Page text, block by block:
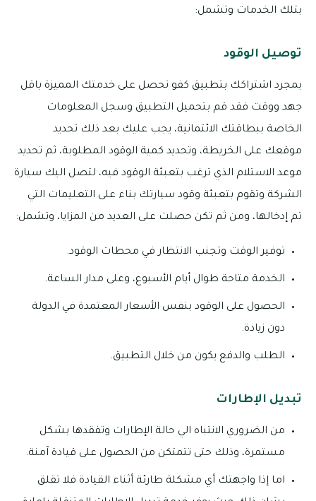
بتلك الخدمات وتشمل:
توصيل الوقود
بمجرد اشتراكك بتطبيق كفو تحصل على خدمتك المميزة باقل
جهد ووقت فقد قم بتحميل التطبيق وسجل المعلومات
الخاصة ببطاقتك الائتمانية، يجب عليك بعد ذلك تحديد
موقعك على الخريطة، وتحديد كمية الوقود المطلوبة، ثم تحديد
موعد الاستلام الذي ترغب بتعبئة الوقود فيه، لتصل اليك سيارة
الشركة وتقوم بتعبئة وقود سيارتك بناء على التعليمات التي
تم إدخالها، ومن ثم تكن حصلت على العديد من المزايا، وتشمل:
توفير الوقت وتجنب الانتظار في محطات الوقود.
الخدمة متاحة طوال أيام الأسبوع، وعلى مدار الساعة.
الحصول على الوقود بنفس الأسعار المعتمدة في الدولة
دون زيادة.
الطلب والدفع يكون من خلال التطبيق.
تبديل الإطارات
من الضروري الانتباه الي حالة الإطارات وتفقدها بشكل
مستمرة، وذلك حتى تتمتكن من الحصول على قيادة آمنة.
اما إذا واجهتك أي مشكلة طارئة أثناء القيادة فلا تقلق